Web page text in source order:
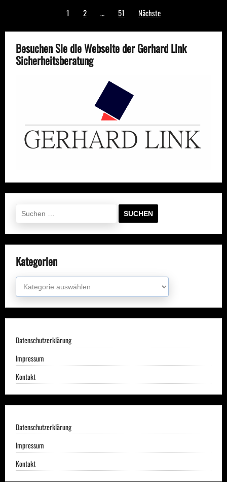
Seitennummerierung
Beiträge
1 2 … 51 Nächste
Besuchen Sie die Webseite der Gerhard Link
Sicherheitsberatung
nach:
Kategorien
Kategorien
Datenschutzerklärung
Impressum
Kontakt
Datenschutzerklärung
Impressum
Kontakt